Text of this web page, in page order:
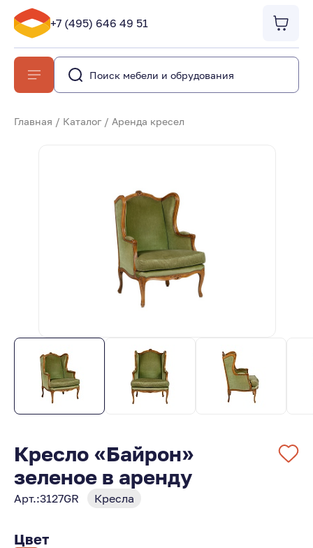
+7 (495) 646 49 51
Главная / Каталог / Аренда кресел
Кресло «Байрон»
зеленое в аренду
Арт.:3127GR Кресла
Цвет